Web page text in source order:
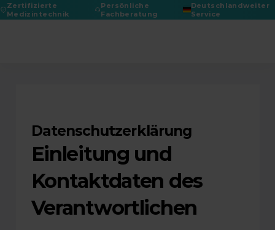
Zertifizierte
Medizintechnik
Persönliche
Fachberatung
Deutschlandweiter
Service
Datenschutzerklärung
Einleitung und
Kontaktdaten des
Verantwortlichen